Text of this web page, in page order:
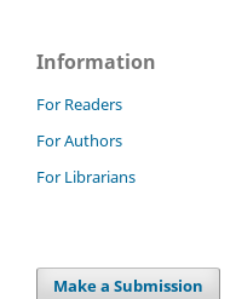
Information
For Readers
For Authors
For Librarians
Make a Submission